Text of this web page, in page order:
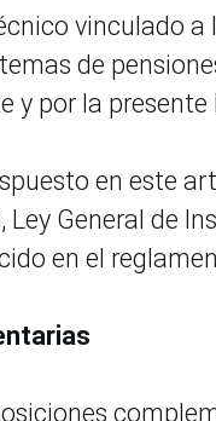
vinculado
de
y por la presente
en este
Ley General de
en el